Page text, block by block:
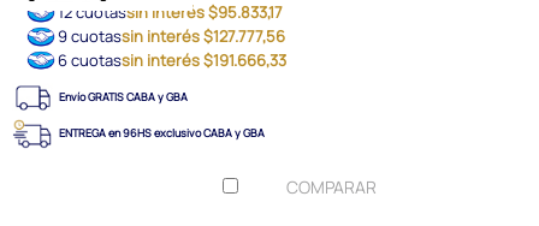
12 cuotassin interés $95.833,17
9 cuotassin interés $127.777,56
6 cuotassin interés $191.666,33
Envío GRATIS CABA y GBA
ENTREGA en 96HS exclusivo CABA y GBA
COMPARAR